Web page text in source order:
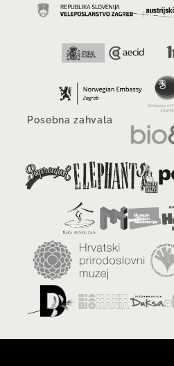
Posebna zahvala